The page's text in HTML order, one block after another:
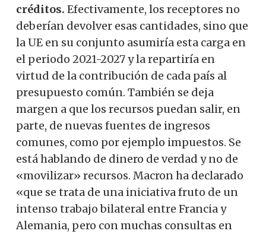
créditos. Efectivamente, los receptores no
deberían devolver esas cantidades, sino que
la UE en su conjunto asumiría esta carga en
el periodo 2021-2027 y la repartiría en
virtud de la contribución de cada país al
presupuesto común. También se deja
margen a que los recursos puedan salir, en
parte, de nuevas fuentes de ingresos
comunes, como por ejemplo impuestos. Se
está hablando de dinero de verdad y no de
«movilizar» recursos. Macron ha declarado
«que se trata de una iniciativa fruto de un
intenso trabajo bilateral entre Francia y
Alemania, pero con muchas consultas en